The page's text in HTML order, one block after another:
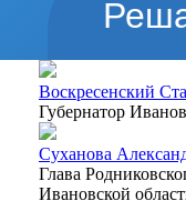
Воскресенский
Губернатор
Суханова
Глава
Ивановской